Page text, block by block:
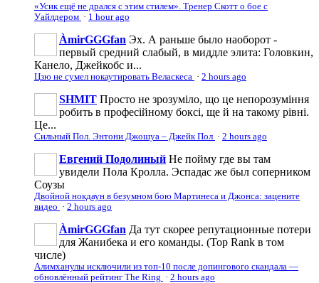
«Усик ещё не дрался с этим стилем». Тренер Скотт о бое с
Уайлдером · 1 hour ago
ÀmirGGGfan Эх. А раньше было наоборот -
первый средний слабый, в миддле элита: Головкин,
Канело, Джейкобс и...
Цзю не сумел нокаутировать Веласкеса · 2 hours ago
SHMIT Просто не зрозуміло, що це непорозуміння
робить в професійному боксі, ще й на такому рівні.
Це...
Сильный Пол. Энтони Джошуа – Джейк Пол · 2 hours ago
Евгений Подолиный Не пойму где вы там
увидели Пола Кролла. Эспадас же был соперником
Соузы
Двойной нокдаун в безумном бою Мартинеса и Джонса: зацените
видео · 2 hours ago
ÀmirGGGfan Да тут скорее репутационные потери
для Жанибека и его команды. (Top Rank в том
числе)
Алимханулы исключили из топ-10 после допингового скандала —
обновлённый рейтинг The Ring · 2 hours ago